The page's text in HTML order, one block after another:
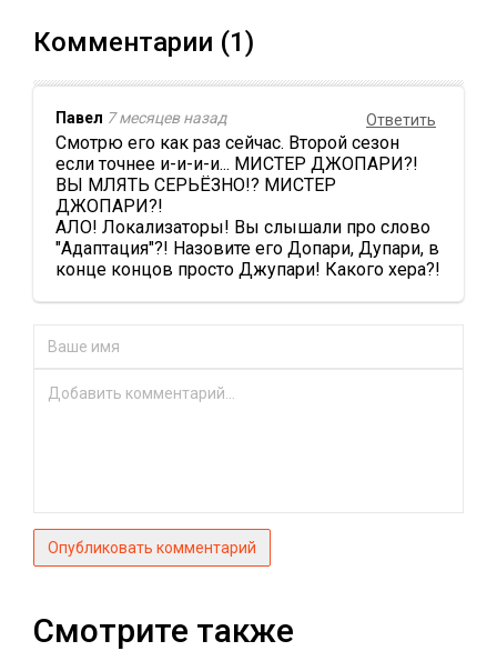
Комментарии (1)
Ответить
Павел 7 месяцев назад
Смотрю его как раз сейчас. Второй сезон
если точнее и-и-и-и... МИСТЕР ДЖОПАРИ?!
ВЫ МЛЯТЬ СЕРЬЁЗНО!? МИСТЕР
ДЖОПАРИ?!
АЛО! Локализаторы! Вы слышали про слово
"Адаптация"?! Назовите его Допари, Дупари, в
конце концов просто Джупари! Какого хера?!
Опубликовать комментарий
Смотрите также